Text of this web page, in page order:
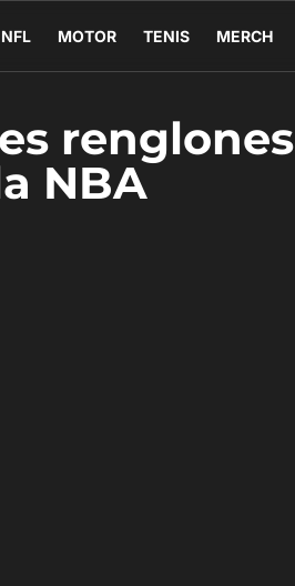
NFL MOTOR TENIS MERCH
renglones
NBA